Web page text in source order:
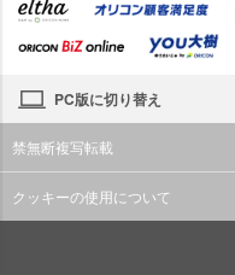
PC版に切り替え
禁無断複写転載
クッキーの使用について